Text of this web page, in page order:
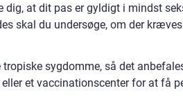
dig, at dit pas er gyldigt i mindst
skal du undersøge, om der
sygdomme, så det
et vaccinationscenter for at få